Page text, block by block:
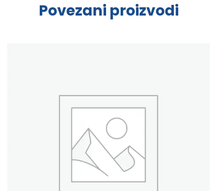
Povezani proizvodi